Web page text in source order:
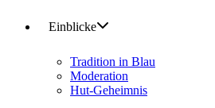
Einblicke
Tradition in Blau
Moderation
Hut-Geheimnis